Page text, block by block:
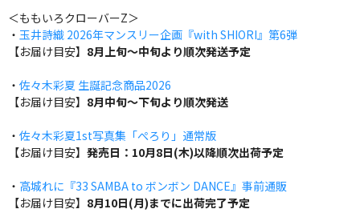
＜ももいろクローバーZ＞
・ 玉井詩織 2026年マンスリー企画『with SHIORI』第6弾
【お届け目安】 8月上旬～中旬より順次発送予定
・ 佐々木彩夏 生誕記念商品2026
【お届け目安】 8月中旬～下旬より順次発送
・ 佐々木彩夏1st写真集「ぺろり」通常版
【お届け目安】 発売日：10月8日(木)以降順次出荷予定
・ 高城れに『33 SAMBA to ボンボン DANCE』事前通販
【お届け目安】 8月10日(月)までに出荷完了予定